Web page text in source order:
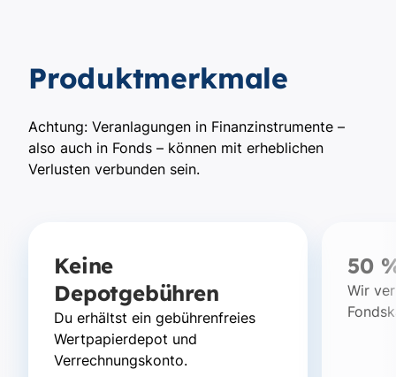
Produktmerkmale
Achtung: Veranlagungen in Finanzinstrumente –
also auch in Fonds – können mit erheblichen
Verlusten verbunden sein.
Keine
Depotgebühren
Du erhältst ein gebührenfreies
Wertpapierdepot und
Verrechnungskonto.
50
Wir